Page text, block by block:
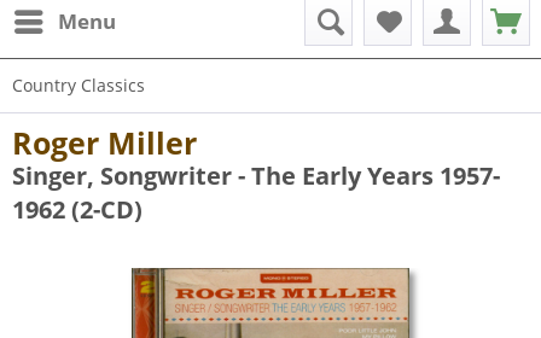
Menu
Country Classics
Roger Miller
Singer, Songwriter - The Early Years 1957-
1962 (2-CD)